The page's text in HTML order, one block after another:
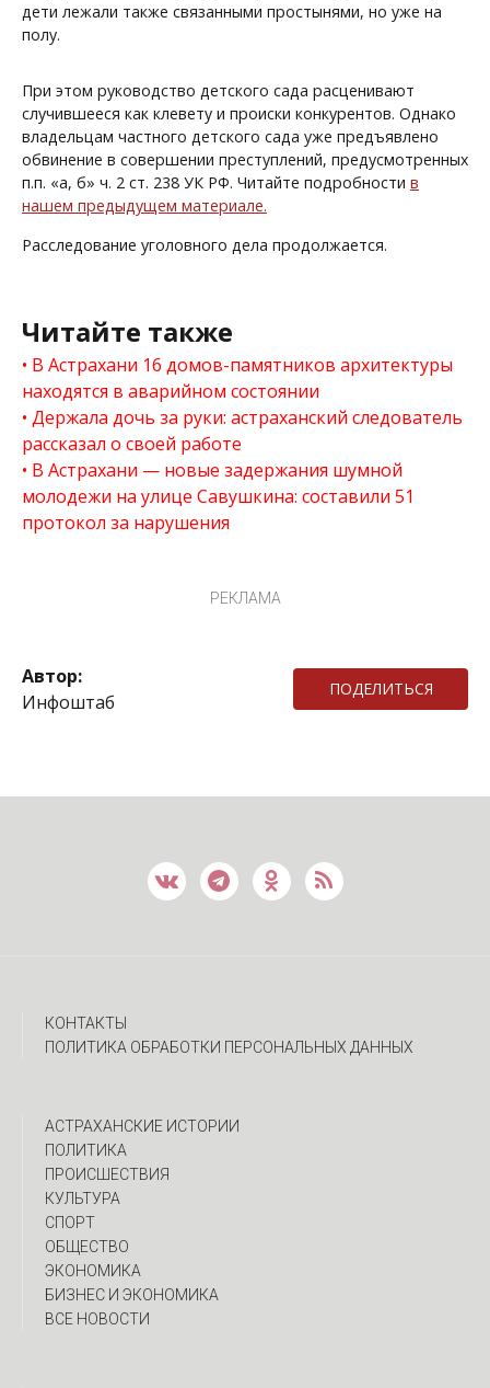
дети лежали также связанными простынями, но уже на
полу.
При этом руководство детского сада расценивают
случившееся как клевету и происки конкурентов. Однако
владельцам частного детского сада уже предъявлено
обвинение в совершении преступлений, предусмотренных
п.п. «а, б» ч. 2 ст. 238 УК РФ. Читайте подробности в
нашем предыдущем материале.
Расследование уголовного дела продолжается.
Читайте также
В Астрахани 16 домов-памятников архитектуры
находятся в аварийном состоянии
Держала дочь за руки: астраханский следователь
рассказал о своей работе
В Астрахани — новые задержания шумной
молодежи на улице Савушкина: составили 51
протокол за нарушения
РЕКЛАМА
Автор:
Инфоштаб
ПОДЕЛИТЬСЯ
КОНТАКТЫ
ПОЛИТИКА ОБРАБОТКИ ПЕРСОНАЛЬНЫХ ДАННЫХ
АСТРАХАНСКИЕ ИСТОРИИ
ПОЛИТИКА
ПРОИСШЕСТВИЯ
КУЛЬТУРА
СПОРТ
ОБЩЕСТВО
ЭКОНОМИКА
БИЗНЕС И ЭКОНОМИКА
ВСЕ НОВОСТИ